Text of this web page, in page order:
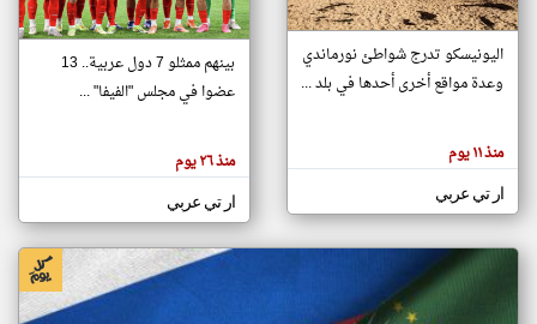
تغيير الدولة
اخبار جزر القمر على مدار الساعة
أهم اخبار جزر القمر العاجلة والمباشرة
هنا عن
وجهة
كاتبيها.
اليونيسكو تدرج شواطئ نورماندي
وعدة مواقع أخرى أحدها في بلد ...
منذ ١١ يوم
ار تي عربي
بينهم ممثلو 7 دول عربية.. 13
عضوا في مجلس "الفيفا" ...
منذ ٢٦ يوم
ار تي عربي
klyoum.com